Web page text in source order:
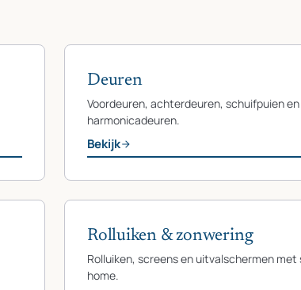
Deuren
Voordeuren, achterdeuren, schuifpuien en
harmonicadeuren.
Bekijk
Rolluiken & zonwering
Rolluiken, screens en uitvalschermen met
home.